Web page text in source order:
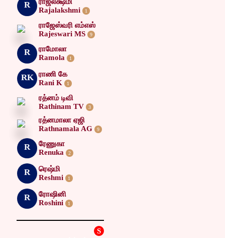
R
Rajalakshmi
1
ராஜேஸ்வரி எம்எஸ்
Rajeswari MS
9
R
ராமோலா
Ramola
1
RK
ராணி கே
Rani K
1
ரத்னம் டிவி
Rathinam TV
3
ரத்னமாலா ஏஜி
Rathnamala AG
9
R
ரேணுகா
Renuka
2
R
ரெஷ்மி
Reshmi
1
R
ரோஷினி
Roshini
1
S